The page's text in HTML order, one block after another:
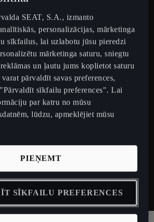
un atslēdzi durvis, iestati
degvielas/akumulatora
SEAT, S.A., izmanto
personalizācijas, mārketinga
sīkfailus, lai uzlabotu jūsu pieredzi
mārketinga saturu, sniegtu
un ļautu jums koplietot saturu
pārvaldīt savas preferences,
sīkfailu preferences". Lai
par katru no mūsu
lūdzu, apmeklējiet mūsu
PIEŅEMT
SĪKFAILU PREFERENCES